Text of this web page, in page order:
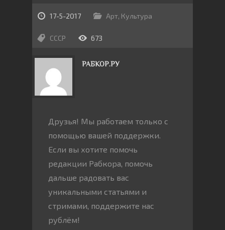
17-5-2017 Арт, Культура
СССР 673
РАБКОР.РУ
Друзья! Мы работаем только с
помощью вашей поддержки.
Если вы хотите помочь
редакции Рабкора, помочь
дальше радовать вас
уникальными статьями и
стримами, поддержите нас
рублём!